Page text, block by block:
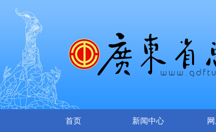
首页 新闻中心